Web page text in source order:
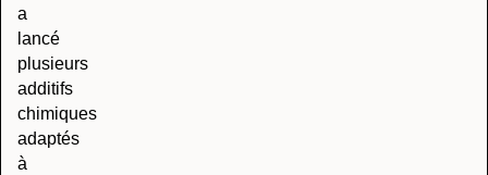
a
lancé
plusieurs
additifs
chimiques
adaptés
à